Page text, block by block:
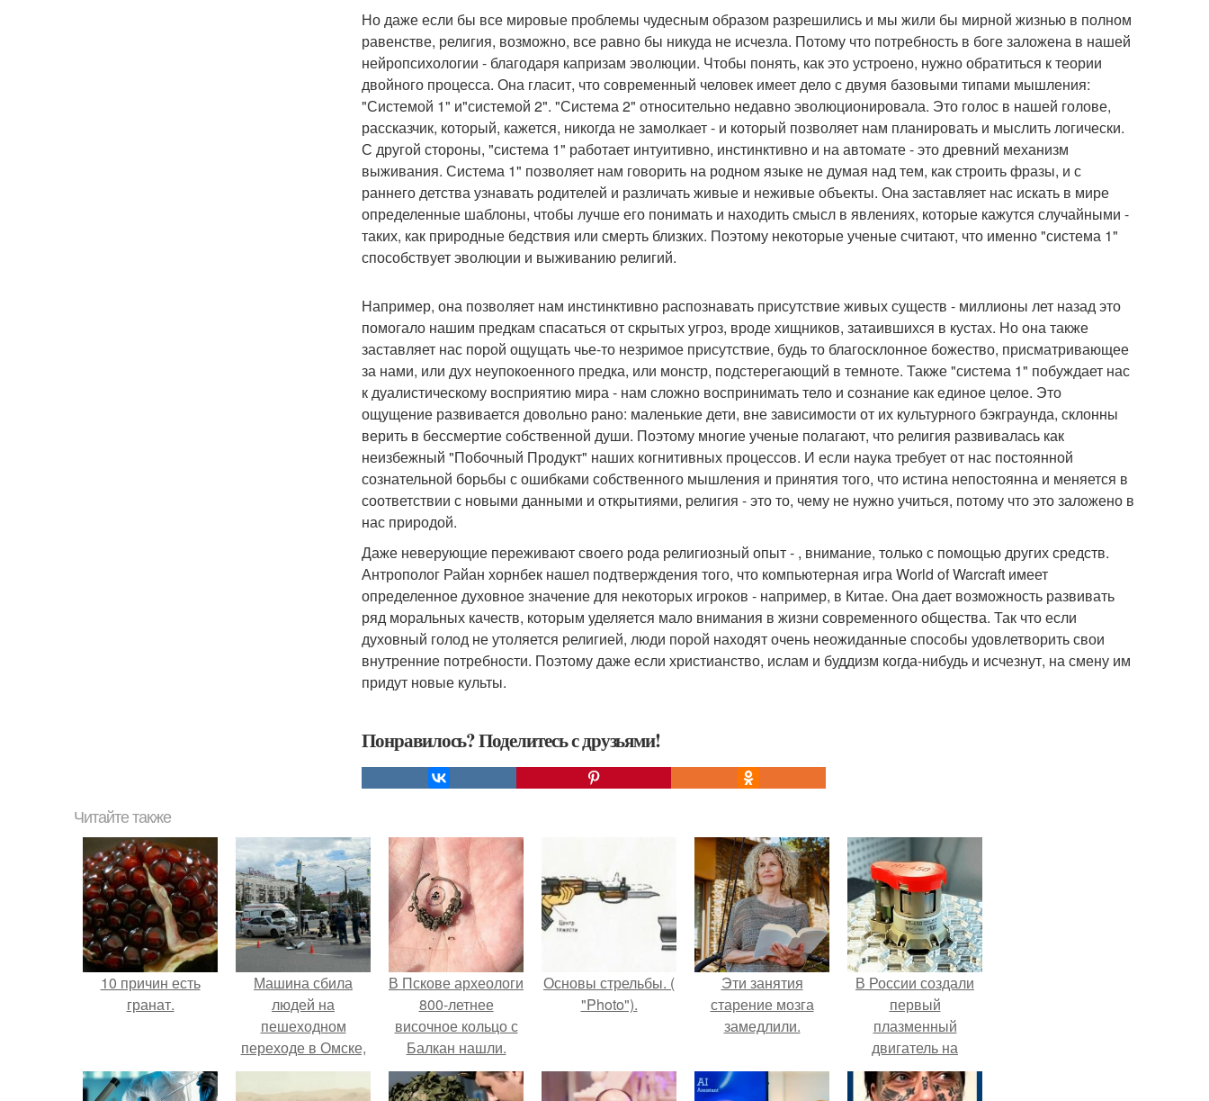
Но даже если бы все мировые проблемы чудесным образом разрешились и мы жили бы мирной жизнью в полном
равенстве, религия, возможно, все равно бы никуда не исчезла. Потому что потребность в боге заложена в нашей
нейропсихологии - благодаря капризам эволюции. Чтобы понять, как это устроено, нужно обратиться к теории
двойного процесса. Она гласит, что современный человек имеет дело с двумя базовыми типами мышления:
"Системой 1" и"системой 2". "Система 2" относительно недавно эволюционировала. Это голос в нашей голове,
рассказчик, который, кажется, никогда не замолкает - и который позволяет нам планировать и мыслить логически.
С другой стороны, "система 1" работает интуитивно, инстинктивно и на автомате - это древний механизм
выживания. Система 1" позволяет нам говорить на родном языке не думая над тем, как строить фразы, и с
раннего детства узнавать родителей и различать живые и неживые объекты. Она заставляет нас искать в мире
определенные шаблоны, чтобы лучше его понимать и находить смысл в явлениях, которые кажутся случайными -
таких, как природные бедствия или смерть близких. Поэтому некоторые ученые считают, что именно "система 1"
способствует эволюции и выживанию религий.
Например, она позволяет нам инстинктивно распознавать присутствие живых существ - миллионы лет назад это
помогало нашим предкам спасаться от скрытых угроз, вроде хищников, затаившихся в кустах. Но она также
заставляет нас порой ощущать чье-то незримое присутствие, будь то благосклонное божество, присматривающее
за нами, или дух неупокоенного предка, или монстр, подстерегающий в темноте. Также "система 1" побуждает нас
к дуалистическому восприятию мира - нам сложно воспринимать тело и сознание как единое целое. Это
ощущение развивается довольно рано: маленькие дети, вне зависимости от их культурного бэкграунда, склонны
верить в бессмертие собственной души. Поэтому многие ученые полагают, что религия развивалась как
неизбежный "Побочный Продукт" наших когнитивных процессов. И если наука требует от нас постоянной
сознательной борьбы с ошибками собственного мышления и принятия того, что истина непостоянна и меняется в
соответствии с новыми данными и открытиями, религия - это то, чему не нужно учиться, потому что это заложено в
нас природой.
Даже неверующие переживают своего рода религиозный опыт - , внимание, только с помощью других средств.
Антрополог Райан хорнбек нашел подтверждения того, что компьютерная игра World of Warcraft имеет
определенное духовное значение для некоторых игроков - например, в Китае. Она дает возможность развивать
ряд моральных качеств, которым уделяется мало внимания в жизни современного общества. Так что если
духовный голод не утоляется религией, люди порой находят очень неожиданные способы удовлетворить свои
внутренние потребности. Поэтому даже если христианство, ислам и буддизм когда-нибудь и исчезнут, на смену им
придут новые культы.
Понравилось? Поделитесь с друзьями!
Читайте также
10 причин есть
гранат.
Машина сбила
людей на
пешеходном
переходе в Омске,
пострадали 8
человек.
В Пскове археологи
800-летнее
височное кольцо с
Балкан нашли.
Основы стрельбы. (
"Photo").
Эти занятия
старение мозга
замедлили.
В России создали
первый
плазменный
двигатель на
криптоне.